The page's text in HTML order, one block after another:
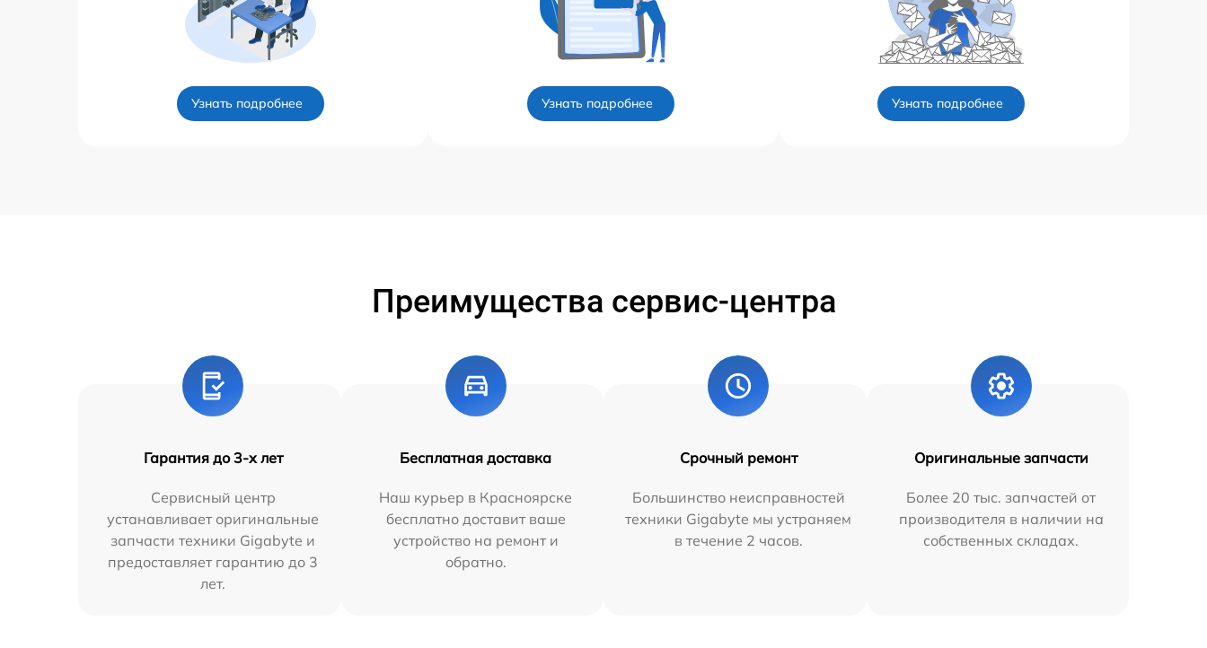
Узнать подробнее Узнать подробнее Узнать подробнее
Преимущества сервис-центра
Гарантия до 3-х лет
Сервисный центр
устанавливает оригинальные
запчасти техники Gigabyte и
предоставляет гарантию до 3
лет.
Бесплатная доставка
Наш курьер в Красноярске
бесплатно доставит ваше
устройство на ремонт и
обратно.
Срочный ремонт
Большинство неисправностей
техники Gigabyte мы устраняем
в течение 2 часов.
Оригинальные запчасти
Более 20 тыс. запчастей от
производителя в наличии на
собственных складах.